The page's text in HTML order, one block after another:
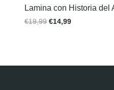
Lamina con Historia del
€19,99 €14,99